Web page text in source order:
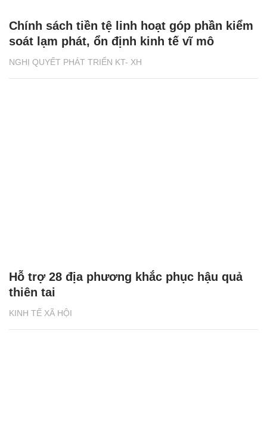
NGHỊ QUYẾT PHÁT TRIỂN KT- XH
Chính sách tiền tệ linh hoạt góp phần kiểm
soát lạm phát, ổn định kinh tế vĩ mô
KINH TẾ XÃ HỘI
Hỗ trợ 28 địa phương khắc phục hậu quả
thiên tai